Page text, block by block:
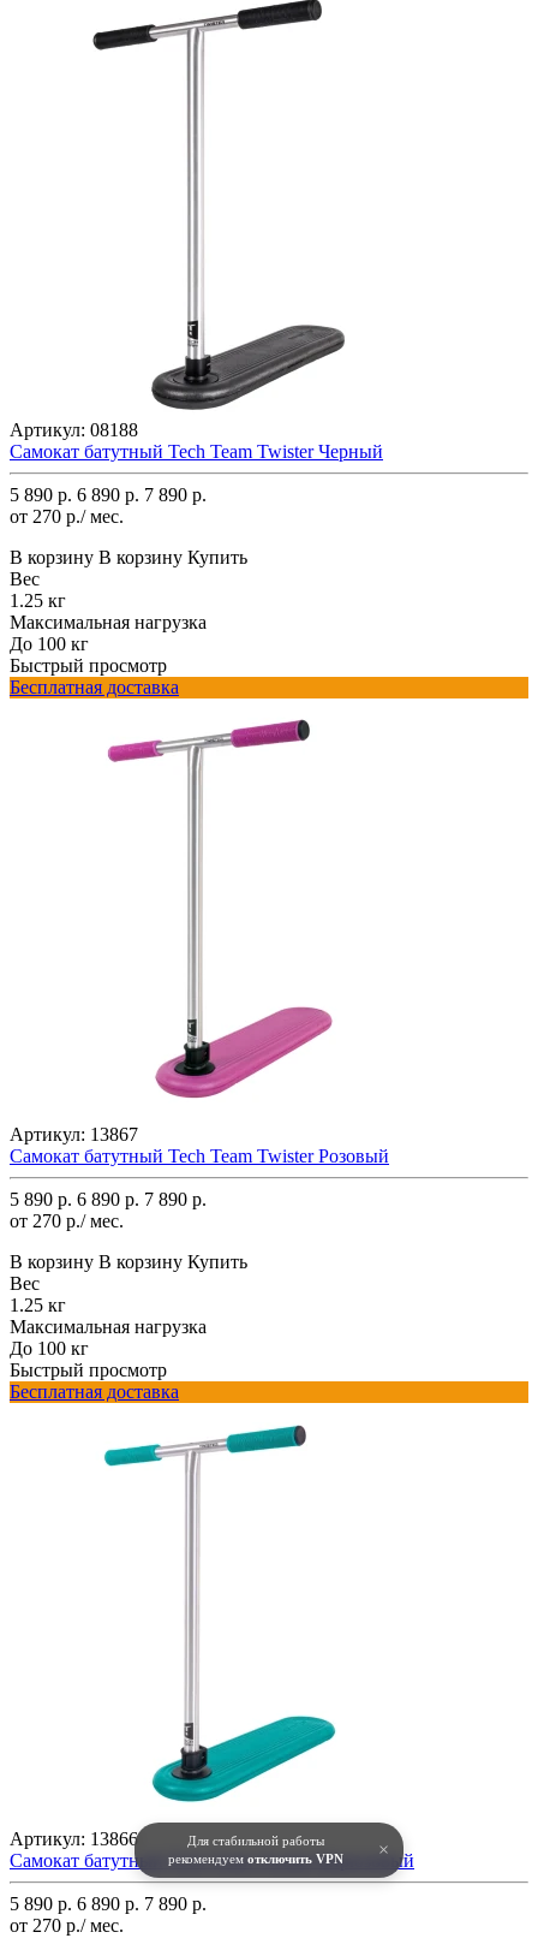
Для стабильной работы
рекомендуем отключить VPN ×
Артикул: 08188
Самокат батутный Tech Team Twister Черный
5 890 р. 6 890 р. 7 890 р.
от 270 р./ мес.
В корзину В корзину Купить
Вес
1.25 кг
Максимальная нагрузка
До 100 кг
Быстрый просмотр
Бесплатная доставка
Артикул: 13867
Самокат батутный Tech Team Twister Розовый
5 890 р. 6 890 р. 7 890 р.
от 270 р./ мес.
В корзину В корзину Купить
Вес
1.25 кг
Максимальная нагрузка
До 100 кг
Быстрый просмотр
Бесплатная доставка
Артикул: 13866
Самокат батутный Tech Team Twister Бирюзовый
5 890 р. 6 890 р. 7 890 р.
от 270 р./ мес.